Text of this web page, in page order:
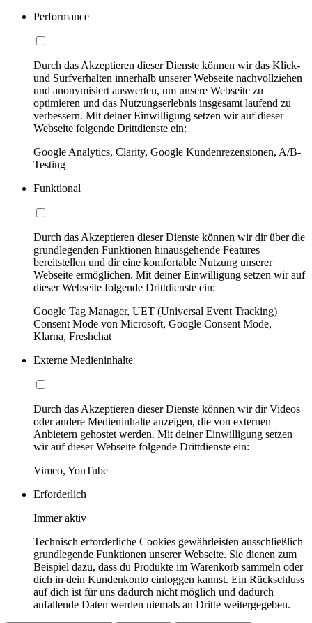
Performance
Durch das Akzeptieren dieser Dienste können wir das Klick-
und Surfverhalten innerhalb unserer Webseite nachvollziehen
und anonymisiert auswerten, um unsere Webseite zu
optimieren und das Nutzungserlebnis insgesamt laufend zu
verbessern. Mit deiner Einwilligung setzen wir auf dieser
Webseite folgende Drittdienste ein:
Google Analytics, Clarity, Google Kundenrezensionen, A/B-
Testing
Funktional
Durch das Akzeptieren dieser Dienste können wir dir über die
grundlegenden Funktionen hinausgehende Features
bereitstellen und dir eine komfortable Nutzung unserer
Webseite ermöglichen. Mit deiner Einwilligung setzen wir auf
dieser Webseite folgende Drittdienste ein:
Google Tag Manager, UET (Universal Event Tracking)
Consent Mode von Microsoft, Google Consent Mode,
Klarna, Freshchat
Externe Medieninhalte
Durch das Akzeptieren dieser Dienste können wir dir Videos
oder andere Medieninhalte anzeigen, die von externen
Anbietern gehostet werden. Mit deiner Einwilligung setzen
wir auf dieser Webseite folgende Drittdienste ein:
Vimeo, YouTube
Erforderlich
Immer aktiv
Technisch erforderliche Cookies gewährleisten ausschließlich
grundlegende Funktionen unserer Webseite. Sie dienen zum
Beispiel dazu, dass du Produkte im Warenkorb sammeln oder
dich in dein Kundenkonto einloggen kannst. Ein Rückschluss
auf dich ist für uns dadurch nicht möglich und dadurch
anfallende Daten werden niemals an Dritte weitergegeben.